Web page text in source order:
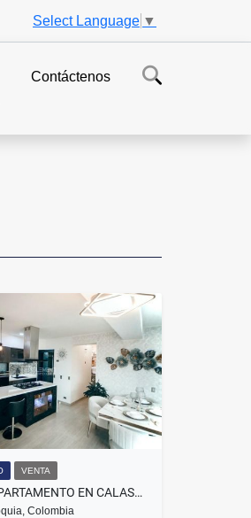
Select Language ▼
Contáctenos
VENTA
SE VENDE APARTAMENTO EN CALASANZ MEDELLÍN, SECTOR PARTE BAJA
Colombia